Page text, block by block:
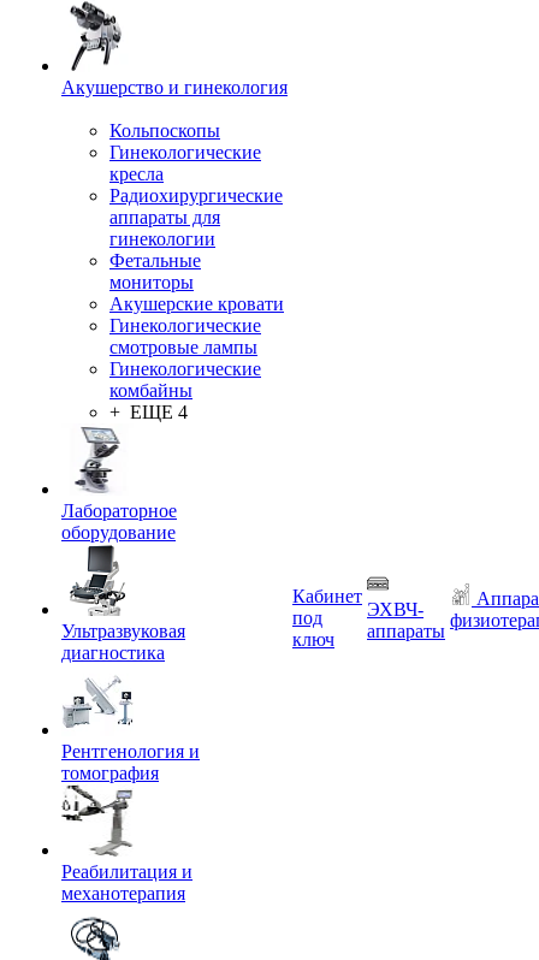
Акушерство и гинекология
Кольпоскопы
Гинекологические
кресла
Радиохирургические
аппараты для
гинекологии
Фетальные
мониторы
Акушерские кровати
Гинекологические
смотровые лампы
Гинекологические
комбайны
+ ЕЩЕ 4
Лабораторное
оборудование
Ультразвуковая
диагностика
Рентгенология и
томография
Реабилитация и
механотерапия
Кабинет
под
ключ
ЭХВЧ-
аппараты